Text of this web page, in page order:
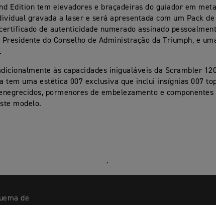
Edition tem elevadores e braçadeiras do guiador em
gravada a laser e será apresentada com um Pack
de autenticidade numerado assinado
Presidente do Conselho de Administração da Triumph, e
às capacidades inigualáveis da Scrambler
tem uma estética 007 exclusiva que inclui insígnias 007
pormenores de embelezamento e componentes
modelo.
.
de